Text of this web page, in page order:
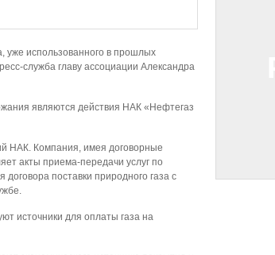
уже использованного в прошлых
служба главу ассоциации Александра
являются действия НАК «Нефтегаз
НАК. Компания, имея договорные
акты приема-передачи услуг по
договора поставки природного газа с
источники для оплаты газа на